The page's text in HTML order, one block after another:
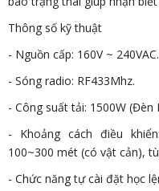
Thông số kỹ thuật
- Nguồn cấp: 160V ~ 240VAC.
- Sóng radio: RF433Mhz.
- Công suất tải: 1500W (Đèn
- Khoảng cách điều
100~300 mét (có vật cản),
- Chức năng tự cài đặt học